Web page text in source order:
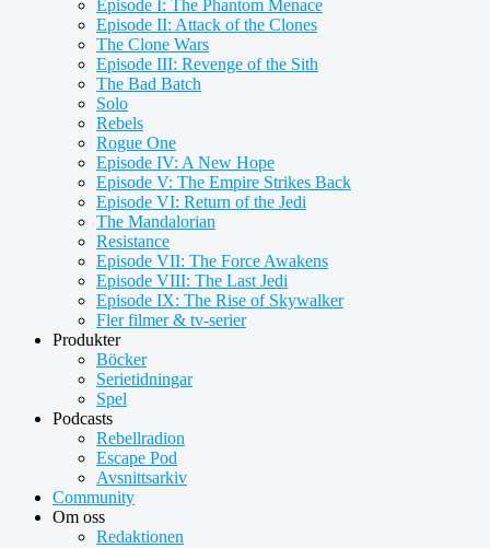
Episode I: The Phantom Menace
Episode II: Attack of the Clones
The Clone Wars
Episode III: Revenge of the Sith
The Bad Batch
Solo
Rebels
Rogue One
Episode IV: A New Hope
Episode V: The Empire Strikes Back
Episode VI: Return of the Jedi
The Mandalorian
Resistance
Episode VII: The Force Awakens
Episode VIII: The Last Jedi
Episode IX: The Rise of Skywalker
Fler filmer & tv-serier
Produkter
Böcker
Serietidningar
Spel
Podcasts
Rebellradion
Escape Pod
Avsnittsarkiv
Community
Om oss
Redaktionen